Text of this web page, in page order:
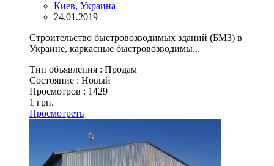
Киев, Украина
24.01.2019
Строительство быстровозводимых зданий (БМЗ) в
Украине, каркасные быстровозводимы...
Тип объявления : Продам
Состояние : Новый
Просмотров : 1429
1 грн.
Просмотреть